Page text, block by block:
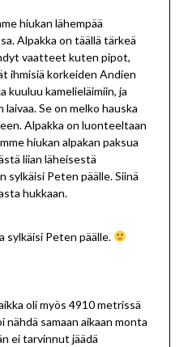
hiukan lähempää
Alpakka on täällä tärkeä
vaatteet kuten pipot,
ihmisiä korkeiden Andien
kuuluu kamelieläimiin, ja
Se on melko hauska
Alpakka on luonteeltaan
hiukan alpakan paksua
liian läheisestä
Peten päälle. Siinä
hukkaan.
sylkäisi Peten päälle.
oli myös 4910 metrissä
samaan aikaan monta
ei tarvinnut jäädä